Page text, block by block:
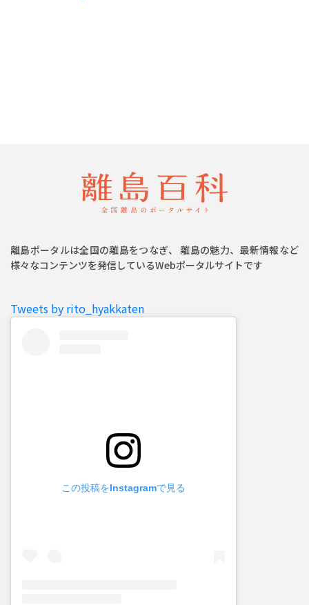
離島ポータルは全国の離島をつなぎ、 離島の魅力、最新情報など
様々なコンテンツを発信しているWebポータルサイトです
Tweets by rito_hyakkaten
この投稿をInstagramで見る